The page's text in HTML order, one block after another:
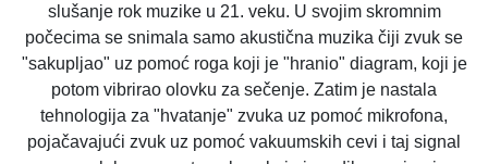
slušanje rok muzike u 21. veku. U svojim skromnim
počecima se snimala samo akustična muzika čiji zvuk se
"sakupljao" uz pomoć roga koji je "hranio" diagram, koji je
potom vibrirao olovku za sečenje. Zatim je nastala
tehnologija za "hvatanje" zvuka uz pomoć mikrofona,
pojačavajući zvuk uz pomoć vakuumskih cevi i taj signal